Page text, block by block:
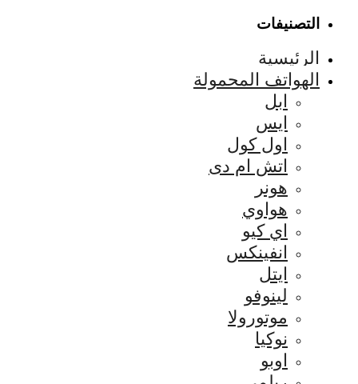
التصنيفات
الرئيسية
الهواتف المحمولة
ابل
ايس
اول كول
اتش ام دى
هونر
هواوي
اي كيو
انفينكس
ايتل
لينوفو
موتورولا
نوكيا
اوبو